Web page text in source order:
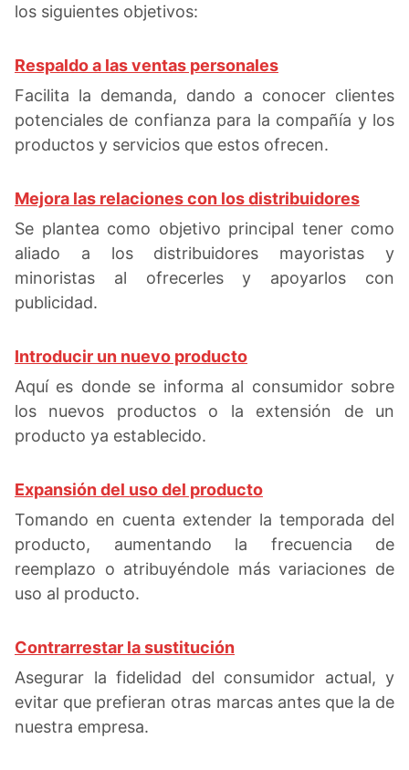
los siguientes objetivos:
Respaldo a las ventas personales
Facilita la demanda, dando a conocer clientes
potenciales de confianza para la compañía y los
productos y servicios que estos ofrecen.
Mejora las relaciones con los distribuidores
Se plantea como objetivo principal tener como
aliado a los distribuidores mayoristas y
minoristas al ofrecerles y apoyarlos con
publicidad.
Introducir un nuevo producto
Aquí es donde se informa al consumidor sobre
los nuevos productos o la extensión de un
producto ya establecido.
Expansión del uso del producto
Tomando en cuenta extender la temporada del
producto, aumentando la frecuencia de
reemplazo o atribuyéndole más variaciones de
uso al producto.
Contrarrestar la sustitución
Asegurar la fidelidad del consumidor actual, y
evitar que prefieran otras marcas antes que la de
nuestra empresa.